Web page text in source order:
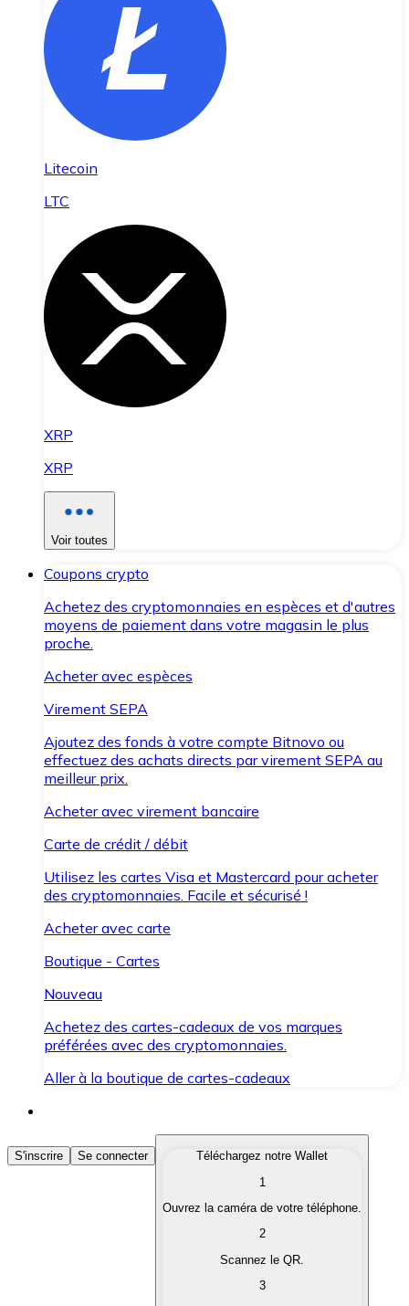
Litecoin
LTC
XRP
XRP
Voir toutes
Coupons crypto
Achetez des cryptomonnaies en espèces et d'autres
moyens de paiement dans votre magasin le plus
proche.
Acheter avec espèces
Virement SEPA
Ajoutez des fonds à votre compte Bitnovo ou
effectuez des achats directs par virement SEPA au
meilleur prix.
Acheter avec virement bancaire
Carte de crédit / débit
Utilisez les cartes Visa et Mastercard pour acheter
des cryptomonnaies. Facile et sécurisé !
Acheter avec carte
Boutique - Cartes
Nouveau
Achetez des cartes-cadeaux de vos marques
préférées avec des cryptomonnaies.
Aller à la boutique de cartes-cadeaux
Acheter des Cryptomonnaies
Achetez les cryptomonnaies qui vous intéressent
Convertissez vos cryptomonnaies en monnaie
S'inscrire Se connecter
Téléchargez notre Wallet
1
Ouvrez la caméra de votre téléphone.
2
Scannez le QR.
3